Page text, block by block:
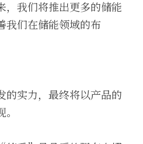
，我们将推出更多的储能
我们在储能领域的布
的实力，最终将以产品的